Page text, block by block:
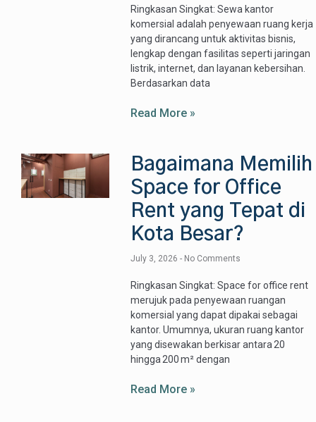
Ringkasan Singkat: Sewa kantor
komersial adalah penyewaan ruang kerja
yang dirancang untuk aktivitas bisnis,
lengkap dengan fasilitas seperti jaringan
listrik, internet, dan layanan kebersihan.
Berdasarkan data
Read More »
Bagaimana Memilih
Space for Office
Rent yang Tepat di
Kota Besar?
July 3, 2026 No Comments
Ringkasan Singkat: Space for office rent
merujuk pada penyewaan ruangan
komersial yang dapat dipakai sebagai
kantor. Umumnya, ukuran ruang kantor
yang disewakan berkisar antara 20
hingga 200 m² dengan
Read More »